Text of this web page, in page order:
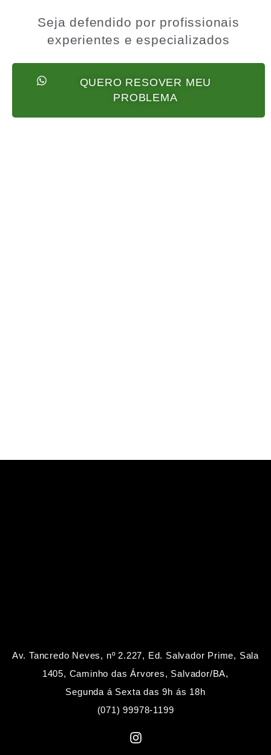
Seja defendido por profissionais
experientes e especializados
QUERO RESOVER MEU
PROBLEMA
Av. Tancredo Neves, nº 2.227, Ed. Salvador Prime, Sala
1405, Caminho das Árvores, Salvador/BA,
Segunda á Sexta das 9h ás 18h
(071) 99978-1199